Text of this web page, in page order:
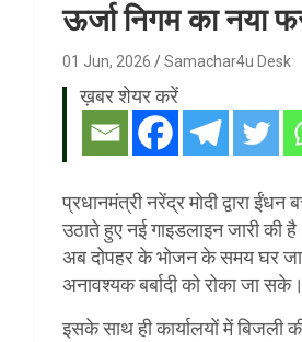
ऊर्जा निगम का नया
01 Jun, 2026 Samachar4u Desk
ख़बर शेयर करें
प्रधानमंत्री नरेंद्र मोदी द्वारा
उठाते हुए नई गाइडलाइन जारी की
अब दोपहर के भोजन के समय घर
अनावश्यक बर्बादी को रोका जा सके।
इसके साथ ही कार्यालयों में